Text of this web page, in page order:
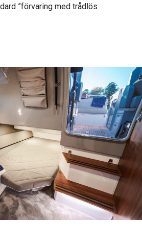
”förvaring med trådlös